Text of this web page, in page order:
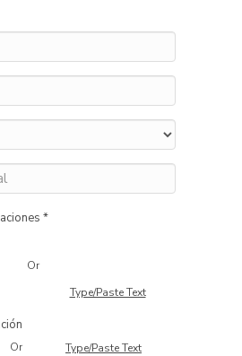
*
Or
Type/Paste Text
Or Type/Paste Text